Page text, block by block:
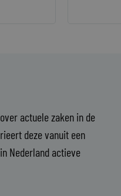
actuele zaken in de
deze vanuit een
Nederland actieve